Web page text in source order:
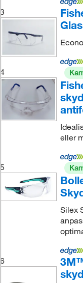
3
4
eller
5
Silex
6